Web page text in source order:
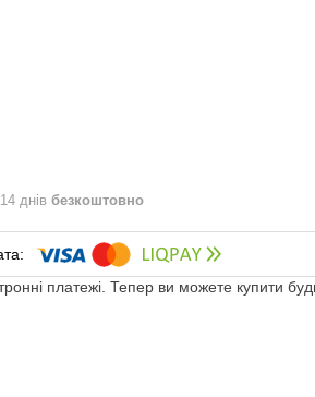
днів безкоштовно
платежі. Тепер ви можете купити